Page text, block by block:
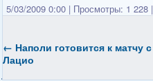
5/03/2009 0:00 | Просмотры: 1 228 |
← Наполи готовится к матчу с
Лацио